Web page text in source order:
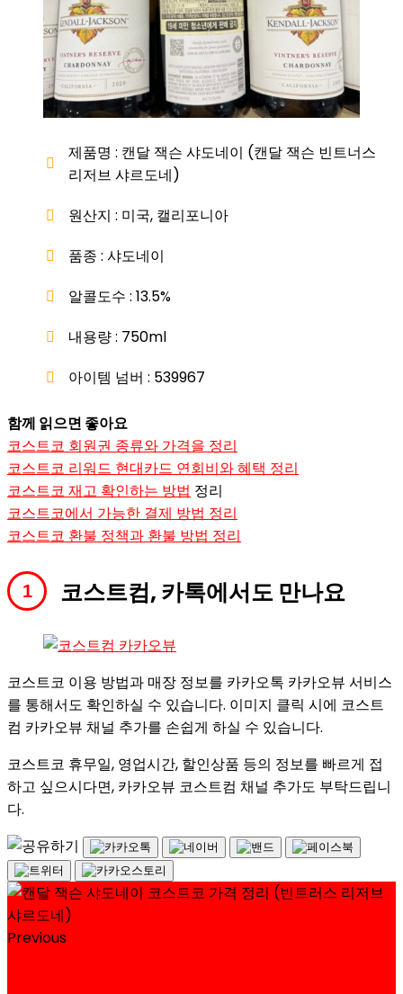
제품명 : 캔달 잭슨 샤도네이 (캔달 잭슨 빈트너스
리저브 샤르도네)
원산지 : 미국, 캘리포니아
품종 : 샤도네이
알콜도수 : 13.5%
내용량 : 750ml
아이템 넘버 : 539967
함께 읽으면 좋아요
코스트코 회원권 종류와 가격을 정리
코스트코 리워드 현대카드 연회비와 혜택 정리
코스트코 재고 확인하는 방법 정리
코스트코에서 가능한 결제 방법 정리
코스트코 환불 정책과 환불 방법 정리
코스트컴, 카톡에서도 만나요
코스트코 이용 방법과 매장 정보를 카카오톡 카카오뷰 서비스
를 통해서도 확인하실 수 있습니다. 이미지 클릭 시에 코스트
컴 카카오뷰 채널 추가를 손쉽게 하실 수 있습니다.
코스트코 휴무일, 영업시간, 할인상품 등의 정보를 빠르게 접
하고 싶으시다면, 카카오뷰 코스트컴 채널 추가도 부탁드립니
다.
Previous